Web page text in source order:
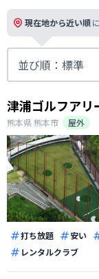
現在地から近い順
津浦ゴルフアリ
熊本県 熊本市
屋外
打ち放題 安い
レンタルクラブ